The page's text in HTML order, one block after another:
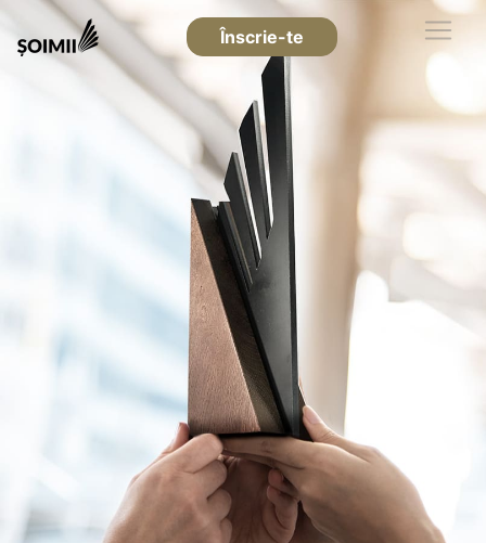
Înscrie-te